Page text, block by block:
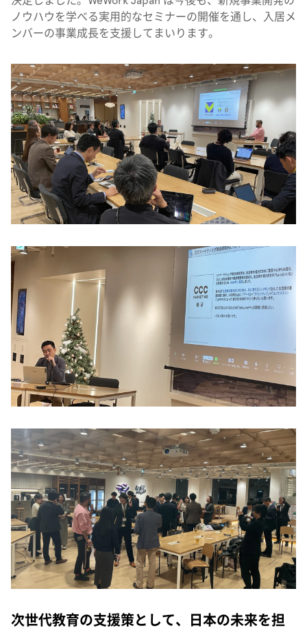
ノウハウを学べる実用的なセミナーの開催を通し、入居メ
ンバーの事業成長を支援してまいります。
次世代教育の支援策として、日本の未来を担